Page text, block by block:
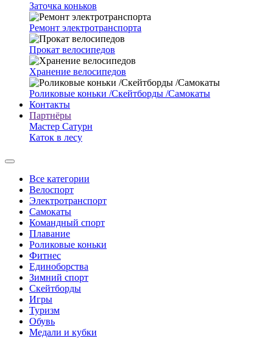
Заточка коньков
Ремонт электротранспорта
Прокат велосипедов
Хранение велосипедов
Роликовые коньки /Скейтборды /Самокаты
Контакты
Партнёры
Мастер Сатурн
Каток в лесу
Все категории
Велоспорт
Электротранспорт
Самокаты
Командный спорт
Плавание
Роликовые коньки
Фитнес
Единоборства
Зимний спорт
Скейтборды
Игры
Туризм
Обувь
Медали и кубки